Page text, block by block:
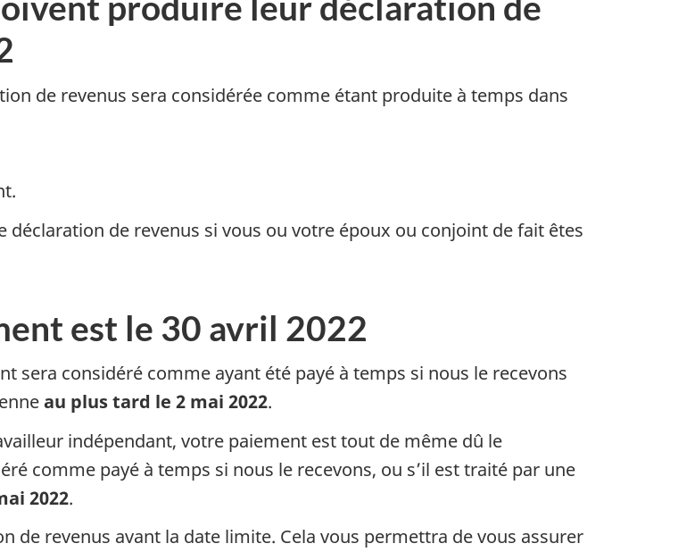
de revenus sera considérée comme étant produite à temps dans
déclaration de revenus si vous ou votre époux ou conjoint de fait êtes
est le 30 avril 2022
sera considéré comme ayant été payé à temps si nous le recevons
au plus tard le 2 mai 2022.
indépendant, votre paiement est tout de même dû le
comme payé à temps si nous le recevons, ou s’il est traité par une
2022.
de revenus avant la date limite. Cela vous permettra de vous assurer